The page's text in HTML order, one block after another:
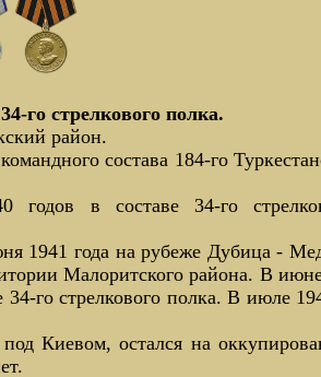
го стрелкового полка.
район.
состава 184-го
годов в составе 34-го
1941 года на рубеже Дубица -
Малоритского района. В
го стрелкового полка. В июле
Киевом, остался на